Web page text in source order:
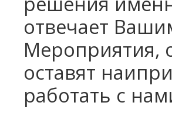
отвечает
Мероприятия,
оставят
работать с